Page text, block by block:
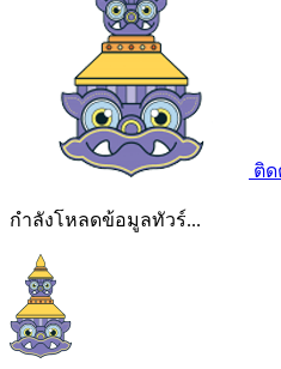
ติด
กำลังโหลดข้อมูลทัวร์...